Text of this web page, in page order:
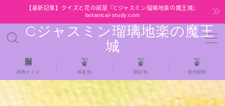
【最新記事】クイズと花の部屋『Cジャスミン瑠璃地楽の魔王城』
botanical-study.com
Cジャスミン瑠璃地楽の魔王
城
MENU
HOME
【最新】クイズと花の部屋
辞典クイズ 科名別 部位別 成分類別